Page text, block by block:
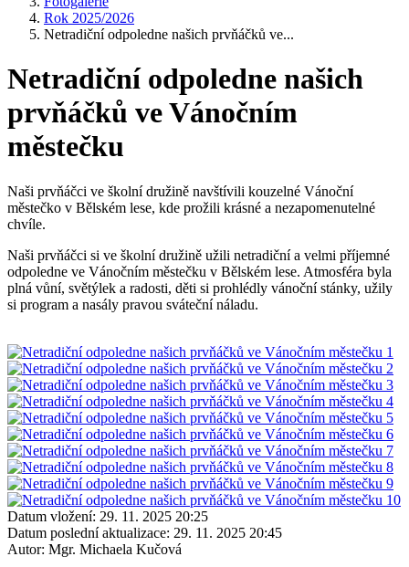
Rok 2025/2026
Netradiční odpoledne našich prvňáčků ve...
Netradiční odpoledne našich
prvňáčků ve Vánočním
městečku
Naši prvňáčci ve školní družině navštívili kouzelné Vánoční
městečko v Bělském lese, kde prožili krásné a nezapomenutelné
chvíle.
Naši prvňáčci si ve školní družině užili netradiční a velmi příjemné
odpoledne ve Vánočním městečku v Bělském lese. Atmosféra byla
plná vůní, světýlek a radosti, děti si prohlédly vánoční stánky, užily
si program a nasály pravou sváteční náladu.
Datum vložení: 29. 11. 2025 20:25
Datum poslední aktualizace: 29. 11. 2025 20:45
Autor: Mgr. Michaela Kučová